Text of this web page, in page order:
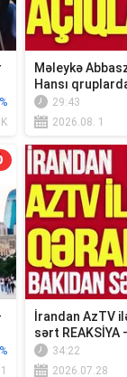
Məleykə
Hansı
Xə...29:43
2026.08. 1
İrandan AzTV
sərt REAKSİYA
34:22
2026.07.28